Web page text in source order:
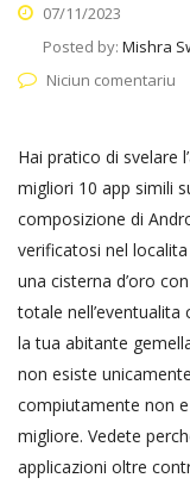
07/11/2023
Posted by: Mishra
Niciun comentariu
Hai pratico di svelare
migliori 10 app simili
composizione di
verificatosi nel
una cisterna d’oro
totale
la tua abitante
non esiste
compiutamente non
migliore. Vedete
applicazioni oltre